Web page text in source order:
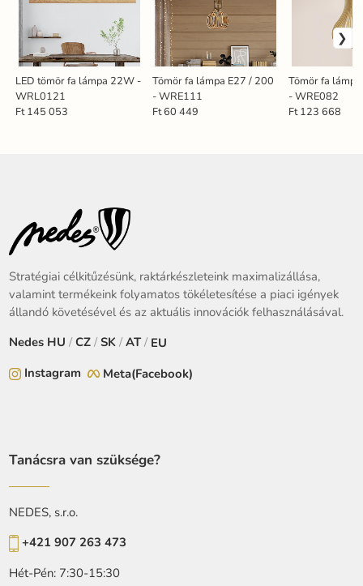
LED tömör fa lámpa 22W -
WRL0121
Ft 145 053
Tömör fa lámpa E27 / 200
- WRE111
Ft 60 449
Tömör fa
- WRE082
Ft 123 668
Stratégiai célkitűzésünk, raktárkészleteink maximalizállása,
valamint termékeink folyamatos tökéletesítése a piaci igények
állandó követésével és az aktuális innovációk felhasználásával.
Nedes HU /CZ /SK / AT/ EU
Instagram
Meta(Facebook)
Tanácsra van szüksége?
NEDES, s.r.o.
+421 907 263 473
Hét-Pén: 7:30-15:30